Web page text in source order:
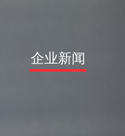
企业新闻